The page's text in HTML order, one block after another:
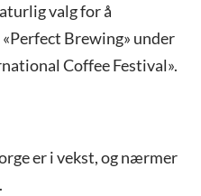
valg for å
Brewing» under
Coffee Festival».
er i vekst, og nærmer